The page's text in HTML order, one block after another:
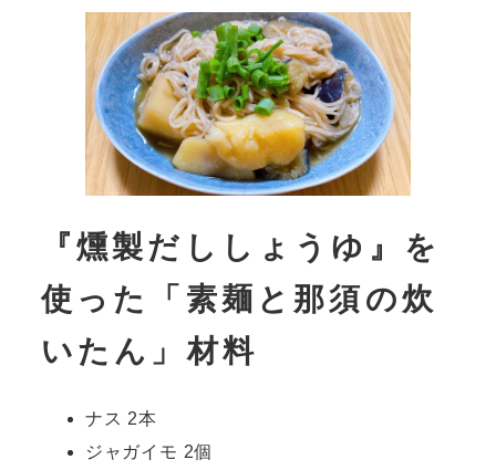
『燻製だししょうゆ』を
使った「素麺と那須の炊
いたん」材料
ナス 2本
ジャガイモ 2個